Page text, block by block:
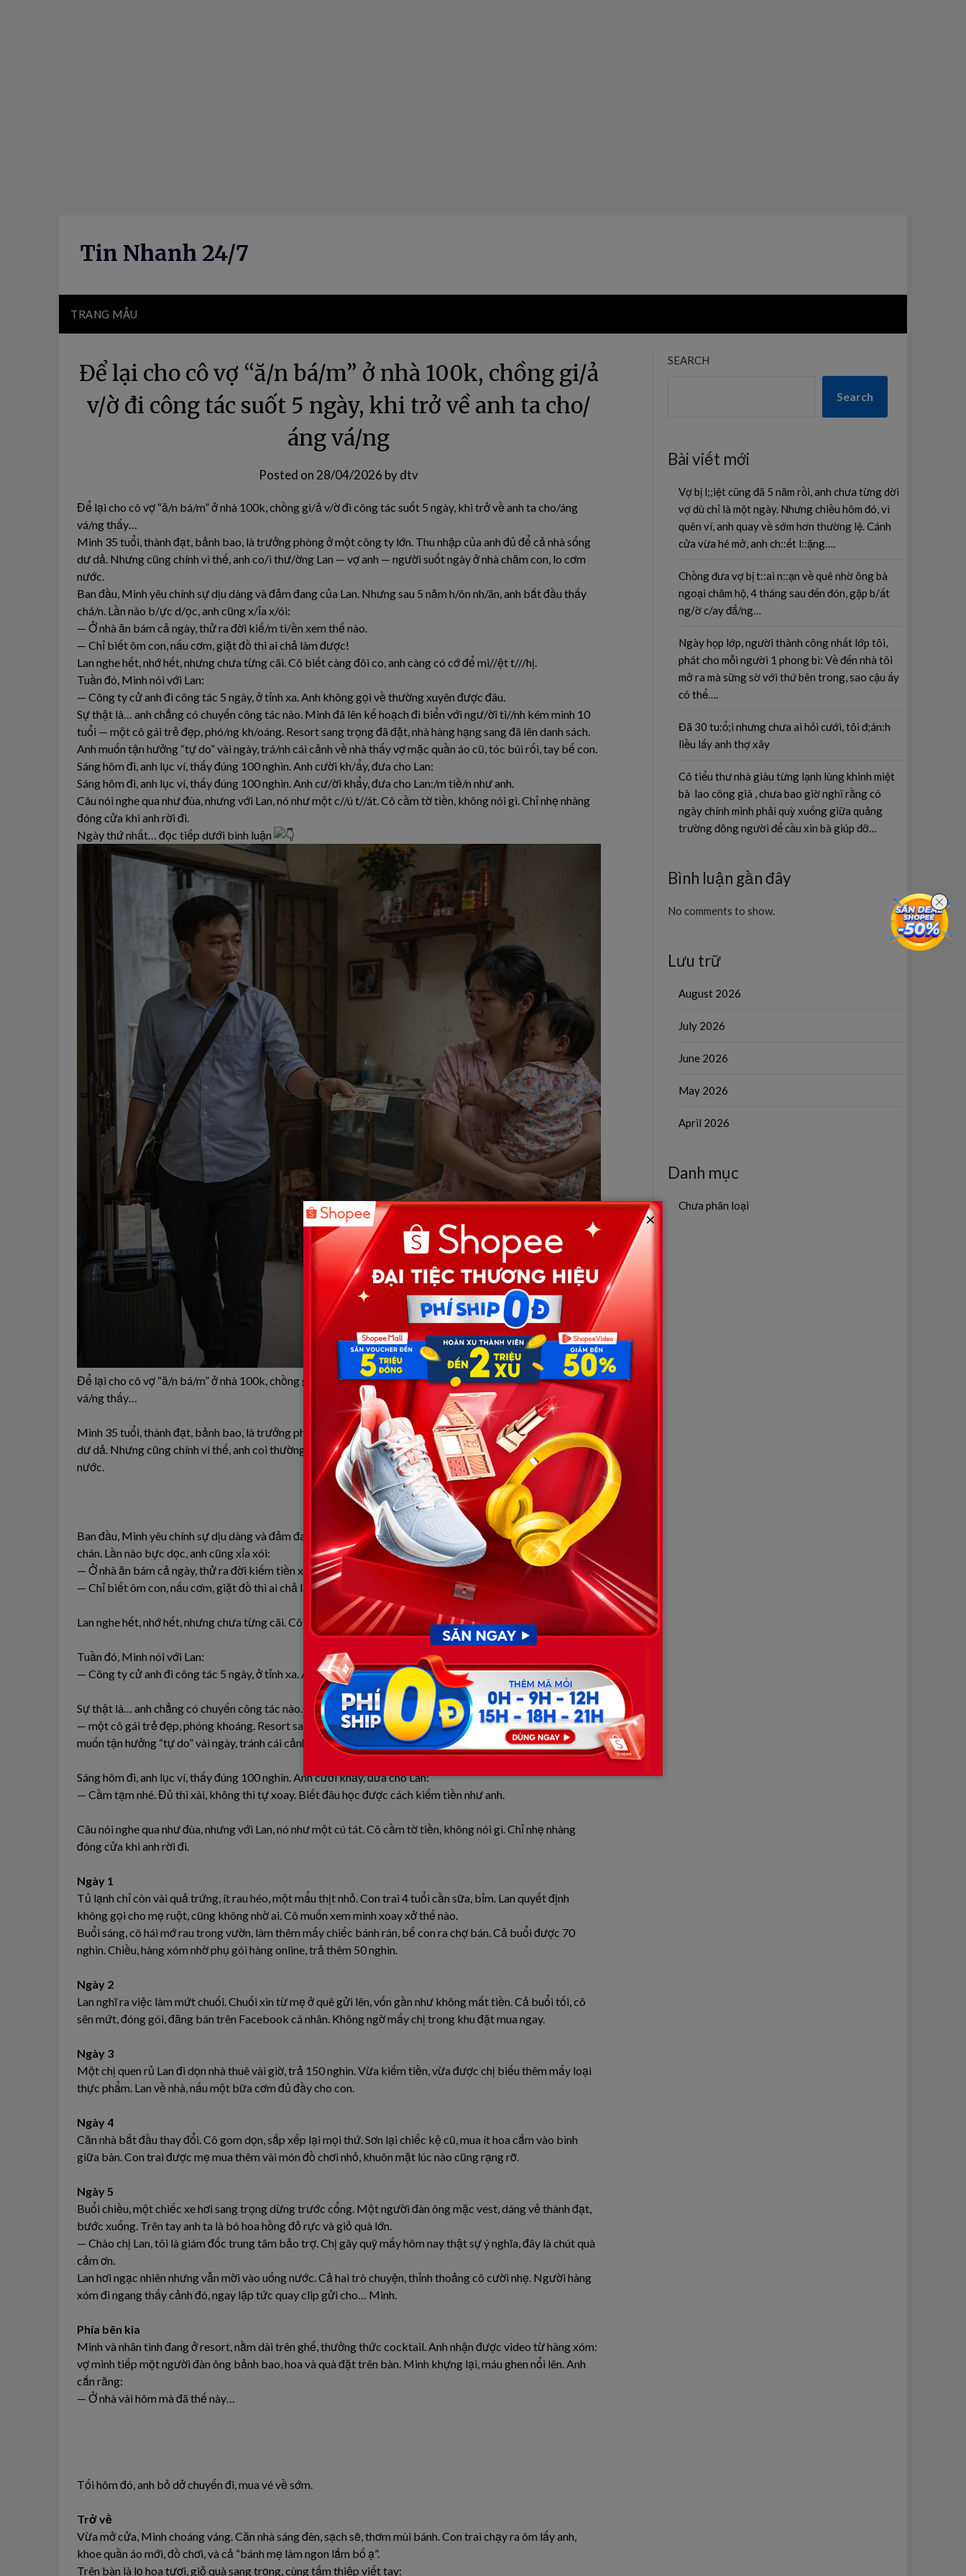
Tin Nhanh 24/7
TRANG MẪU
Để lại cho cô vợ “ă/n bá/m” ở nhà 100k, chồng gi/ả
v/ờ đi công tác suốt 5 ngày, khi trở về anh ta cho/
áng vá/ng
Posted on 28/04/2026 bydtv
Để lại cho cô vợ “ă/n bá/m” ở nhà 100k, chồng gi/ả v/ờ đi công tác suốt 5 ngày, khi trở về anh ta cho/áng
vá/ng thấy…
Minh 35 tuổi, thành đạt, bảnh bao, là trưởng phòng ở một công ty lớn. Thu nhập của anh đủ để cả nhà sống
dư dả. Nhưng cũng chính vì thế, anh co/i thư/ờng Lan — vợ anh — người suốt ngày ở nhà chăm con, lo cơm
nước.
Ban đầu, Minh yêu chính sự dịu dàng và đảm đang của Lan. Nhưng sau 5 năm h/ôn nh/ân, anh bắt đầu thấy
chá/n. Lần nào b/ực d/ọc, anh cũng x/ỉa x/ói:
— Ở nhà ăn bám cả ngày, thử ra đời kiế/m ti/ền xem thế nào.
— Chỉ biết ôm con, nấu cơm, giặt đồ thì ai chả làm được!
Lan nghe hết, nhớ hết, nhưng chưa từng cãi. Cô biết càng đôi co, anh càng có cớ để mi//ệt t///hị.
Tuần đó, Minh nói với Lan:
— Công ty cử anh đi công tác 5 ngày, ở tỉnh xa. Anh không gọi về thường xuyên được đâu.
Sự thật là… anh chẳng có chuyến công tác nào. Minh đã lên kế hoạch đi biển với ngư/ời tì//nh kém mình 10
tuổi — một cô gái trẻ đẹp, phó/ng kh/oáng. Resort sang trọng đã đặt, nhà hàng hạng sang đã lên danh sách.
Anh muốn tận hưởng “tự do” vài ngày, trá/nh cái cảnh về nhà thấy vợ mặc quần áo cũ, tóc búi rối, tay bế con.
Sáng hôm đi, anh lục ví, thấy đúng 100 nghìn. Anh cười kh/ẩy, đưa cho Lan:
Sáng hôm đi, anh lục ví, thấy đúng 100 nghìn. Anh cư/ời khẩy, đưa cho Lan:/m tiề/n như anh.
Câu nói nghe qua như đùa, nhưng với Lan, nó như một c//ú t//át. Cô cầm tờ tiền, không nói gì. Chỉ nhẹ nhàng
đóng cửa khi anh rời đi.
Ngày thứ nhất… đọc tiếp dưới bình luận
Để lại cho cô vợ “ă/n bá/m” ở nhà 100k, chồng gi/ả v/ờ đi công tác suốt 5 ngày, khi trở về anh ta cho/áng
vá/ng thấy…
Minh 35 tuổi, thành đạt, bảnh bao, là trưởng phòng ở một công ty lớn. Thu nhập của anh đủ để cả nhà sống
dư dả. Nhưng cũng chính vì thế, anh coi thường Lan — vợ anh — người suốt ngày ở nhà chăm con, lo cơm
nước.
Ban đầu, Minh yêu chính sự dịu dàng và đảm đang của Lan. Nhưng sau 5 năm hôn nhân, anh bắt đầu thấy
chán. Lần nào bực dọc, anh cũng xỉa xói:
— Ở nhà ăn bám cả ngày, thử ra đời kiếm tiền xem thế nào.
— Chỉ biết ôm con, nấu cơm, giặt đồ thì ai chả làm được!
Lan nghe hết, nhớ hết, nhưng chưa từng cãi. Cô biết càng đôi co, anh càng có cớ để miệt thị.
Tuần đó, Minh nói với Lan:
— Công ty cử anh đi công tác 5 ngày, ở tỉnh xa. Anh không gọi về thường xuyên được đâu.
Sự thật là… anh chẳng có chuyến công tác nào. Minh đã lên kế hoạch đi biển với người tình kém mình 10 tuổi
— một cô gái trẻ đẹp, phóng khoáng. Resort sang trọng đã đặt, nhà hàng hạng sang đã lên danh sách. Anh
muốn tận hưởng “tự do” vài ngày, tránh cái cảnh về nhà thấy vợ mặc quần áo cũ, tóc búi rối, tay bế con.
Sáng hôm đi, anh lục ví, thấy đúng 100 nghìn. Anh cười khẩy, đưa cho Lan:
— Cầm tạm nhé. Đủ thì xài, không thì tự xoay. Biết đâu học được cách kiếm tiền như anh.
Câu nói nghe qua như đùa, nhưng với Lan, nó như một cú tát. Cô cầm tờ tiền, không nói gì. Chỉ nhẹ nhàng
đóng cửa khi anh rời đi.
Ngày 1
Tủ lạnh chỉ còn vài quả trứng, ít rau héo, một mẩu thịt nhỏ. Con trai 4 tuổi cần sữa, bỉm. Lan quyết định
không gọi cho mẹ ruột, cũng không nhờ ai. Cô muốn xem mình xoay xở thế nào.
Buổi sáng, cô hái mớ rau trong vườn, làm thêm mấy chiếc bánh rán, bế con ra chợ bán. Cả buổi được 70
nghìn. Chiều, hàng xóm nhờ phụ gói hàng online, trả thêm 50 nghìn.
Ngày 2
Lan nghĩ ra việc làm mứt chuối. Chuối xin từ mẹ ở quê gửi lên, vốn gần như không mất tiền. Cả buổi tối, cô
sên mứt, đóng gói, đăng bán trên Facebook cá nhân. Không ngờ mấy chị trong khu đặt mua ngay.
Ngày 3
Một chị quen rủ Lan đi dọn nhà thuê vài giờ, trả 150 nghìn. Vừa kiếm tiền, vừa được chị biếu thêm mấy loại
thực phẩm. Lan về nhà, nấu một bữa cơm đủ đầy cho con.
Ngày 4
Căn nhà bắt đầu thay đổi. Cô gom dọn, sắp xếp lại mọi thứ. Sơn lại chiếc kệ cũ, mua ít hoa cắm vào bình
giữa bàn. Con trai được mẹ mua thêm vài món đồ chơi nhỏ, khuôn mặt lúc nào cũng rạng rỡ.
Ngày 5
Buổi chiều, một chiếc xe hơi sang trọng dừng trước cổng. Một người đàn ông mặc vest, dáng vẻ thành đạt,
bước xuống. Trên tay anh ta là bó hoa hồng đỏ rực và giỏ quà lớn.
— Chào chị Lan, tôi là giám đốc trung tâm bảo trợ. Chị gây quỹ mấy hôm nay thật sự ý nghĩa, đây là chút quà
cảm ơn.
Lan hơi ngạc nhiên nhưng vẫn mời vào uống nước. Cả hai trò chuyện, thỉnh thoảng cô cười nhẹ. Người hàng
xóm đi ngang thấy cảnh đó, ngay lập tức quay clip gửi cho… Minh.
Phía bên kia
Minh và nhân tình đang ở resort, nằm dài trên ghế, thưởng thức cocktail. Anh nhận được video từ hàng xóm:
vợ mình tiếp một người đàn ông bảnh bao, hoa và quà đặt trên bàn. Minh khựng lại, máu ghen nổi lên. Anh
cắn răng:
— Ở nhà vài hôm mà đã thế này…
Tối hôm đó, anh bỏ dở chuyến đi, mua vé về sớm.
Trở về
Vừa mở cửa, Minh choáng váng. Căn nhà sáng đèn, sạch sẽ, thơm mùi bánh. Con trai chạy ra ôm lấy anh,
khoe quần áo mới, đồ chơi, và cả “bánh mẹ làm ngon lắm bố ạ”.
Trên bàn là lọ hoa tươi, giỏ quà sang trọng, cùng tấm thiệp viết tay:
SEARCH
Search
Bài viết mới
Vợ bị l;;iệt cũng đã 5 năm rồi, anh chưa từng dời
vợ dù chỉ là một ngày. Nhưng chiều hôm đó, vì
quên ví, anh quay về sớm hơn thường lệ. Cánh
cửa vừa hé mở, anh ch::ết l::ặng….
Chồng đưa vợ bị t::ai n::ạn về quê nhờ ông bà
ngoại chăm hộ, 4 tháng sau đến đón, gặp b/ất
ng/ờ c/ay đắ/ng…
Ngày họp lớp, người thành công nhất lớp tôi,
phát cho mỗi người 1 phong bì: Về đến nhà tôi
mở ra mà sững sờ với thứ bên trong, sao cậu ấy
có thể….
Đã 30 tu:ổ;i nhưng chưa ai hỏi cưới, tôi đ;án:h
liều lấy anh thợ xây
Cô tiểu thư nhà giàu từng lạnh lùng khinh miệt
bà lao công già , chưa bao giờ nghĩ rằng có
ngày chính mình phải quỳ xuống giữa quảng
trường đông người để cầu xin bà giúp đỡ…
Bình luận gần đây
No comments to show.
Lưu trữ
August 2026
July 2026
June 2026
May 2026
April 2026
Danh mục
Chưa phân loại
×